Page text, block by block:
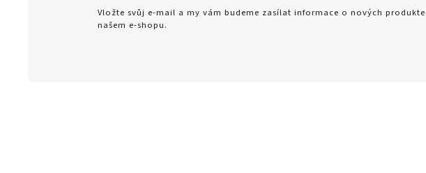
Vložte svůj e-mail a my vám budeme zasílat informace o nových
našem e-shopu.